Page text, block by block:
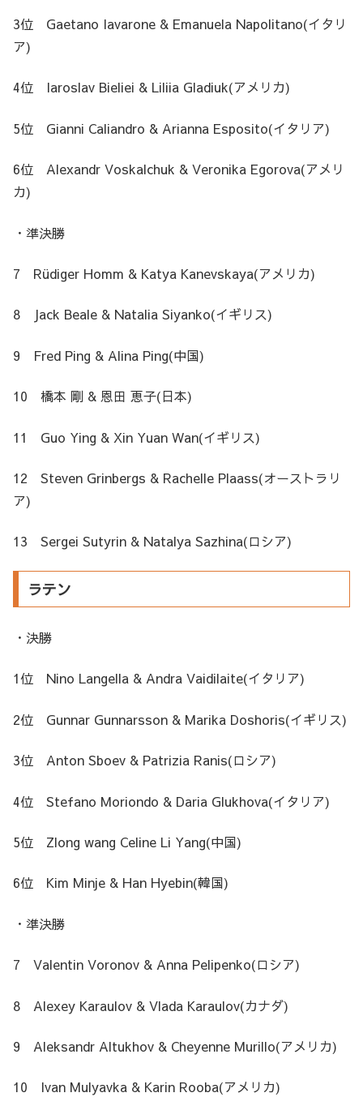
3位 Gaetano Iavarone & Emanuela Napolitano(イタリ
ア)
4位 Iaroslav Bieliei & Liliia Gladiuk(アメリカ)
5位 Gianni Caliandro & Arianna Esposito(イタリア)
6位 Alexandr Voskalchuk & Veronika Egorova(アメリ
カ)
・準決勝
7 Rüdiger Homm & Katya Kanevskaya(アメリカ)
8 Jack Beale & Natalia Siyanko(イギリス)
9 Fred Ping & Alina Ping(中国)
10 橋本 剛 & 恩田 恵子(日本)
11 Guo Ying & Xin Yuan Wan(イギリス)
12 Steven Grinbergs & Rachelle Plaass(オーストラリ
ア)
13 Sergei Sutyrin & Natalya Sazhina(ロシア)
ラテン
・決勝
1位 Nino Langella & Andra Vaidilaite(イタリア)
2位 Gunnar Gunnarsson & Marika Doshoris(イギリス)
3位 Anton Sboev & Patrizia Ranis(ロシア)
4位 Stefano Moriondo & Daria Glukhova(イタリア)
5位 Zlong wang Celine Li Yang(中国)
6位 Kim Minje & Han Hyebin(韓国)
・準決勝
7 Valentin Voronov & Anna Pelipenko(ロシア)
8 Alexey Karaulov & Vlada Karaulov(カナダ)
9 Aleksandr Altukhov & Cheyenne Murillo(アメリカ)
10 Ivan Mulyavka & Karin Rooba(アメリカ)